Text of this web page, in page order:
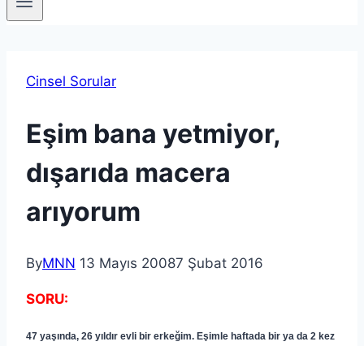
Cinsel Sorular
Eşim bana yetmiyor,
dışarıda macera
arıyorum
ByMNN 13 Mayıs 20087 Şubat 2016
SORU:
47 yaşında, 26 yıldır evli bir erkeğim. Eşimle haftada bir ya da 2 kez